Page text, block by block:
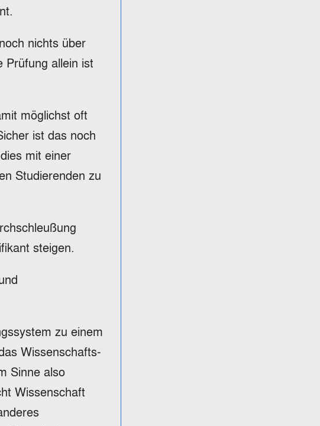
nichts über
Prüfung allein ist
möglichst oft
ist das noch
mit einer
Studierenden zu
steigen.
zu einem
Wissenschafts-
Sinne also
Wissenschaft